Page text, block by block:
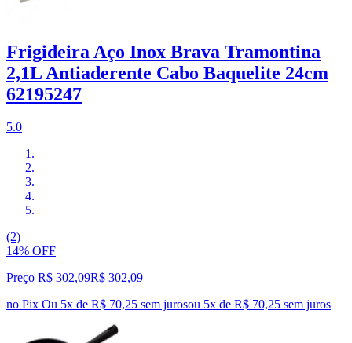
Frigideira Aço Inox Brava Tramontina
2,1L Antiaderente Cabo Baquelite 24cm
62195247
5.0
(2)
14% OFF
Preço R$ 302,09R$ 302,09
no Pix Ou 5x de R$ 70,25 sem jurosou 5x de R$ 70,25 sem juros